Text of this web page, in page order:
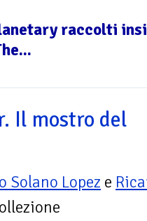
raccolti
Il mostro del
Solano Lopez e